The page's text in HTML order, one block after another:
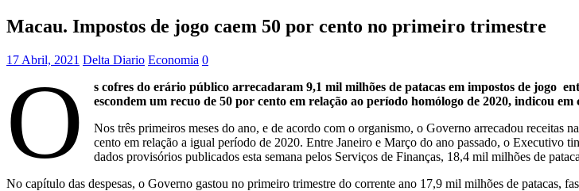
Macau. Impostos de jogo caem 50 por cento no primeiro trimestre
17 Abril, 2021 Delta Diario Economia 0
O
s cofres do erário público arrecadaram 9,1 mil milhões de patacas em impostos de jogo
escondem um recuo de 50 por cento em relação ao período homólogo de 2020, indicou
Nos três primeiros meses do ano, e de acordo com o organismo, o Governo arrecadou receitas
cento em relação a igual período de 2020. Entre Janeiro e Março do ano passado, o Executivo
dados provisórios publicados esta semana pelos Serviços de Finanças, 18,4 mil milhões de
No capítulo das despesas, o Governo gastou no primeiro trimestre do corrente ano 17,9 mil milhões de patacas,